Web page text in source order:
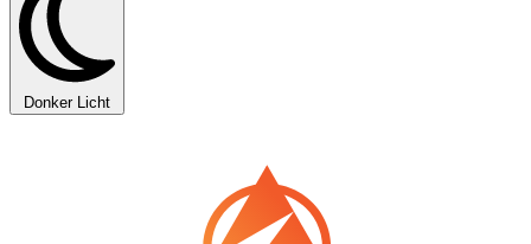
Donker Licht